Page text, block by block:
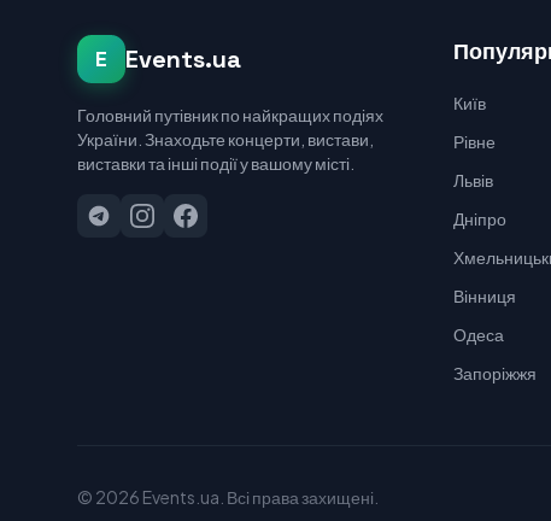
E Events.ua
Головний путівник по найкращих подіях
України. Знаходьте концерти, вистави,
виставки та інші події у вашому місті.
Київ
Рівне
Львів
Дніпро
Вінниця
Одеса
Запоріжжя
© 2026 Events.ua. Всі права захищені.